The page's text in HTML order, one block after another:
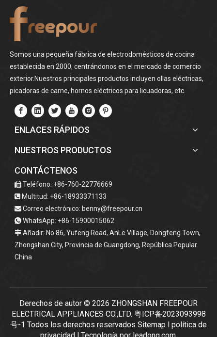
Somos una pequeña fábrica de electrodomésticos de cocina
establecida en 2000, centrándonos en el mercado de comercio
exterior.Nuestros principales productos incluyen ollas eléctricas,
picadoras de carne, hornos eléctricos para licuadoras, etc.
ENLACES RÁPIDOS
NUESTROS PRODUCTOS
CONTÁCTENOS
 Teléfono: +86-760-22776669
 Multitud: +86-18933371133
 Correo electrónico: benny@freepour.cn
 WhatsApp: +86-15900015062
 Añadir: No.86, Yufeng Road, AnLe Village, Dongfeng Town,
Zhongshan City, Provincia de Guangdong, República Popular
China
Derechos de autor © 2026 ZHONGSHAN FREEPOUR
ELECTRICAL APPLIANCES CO.,LTD. 粤ICP备2023093998
号-1 Todos los derechos reservados Sitemap
política de